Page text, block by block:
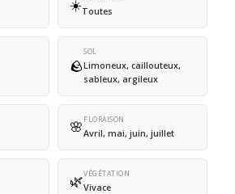
☀️Toutes
🪨
SOL
Limoneux, caillouteux,
sableux, argileux
🌸 FLORAISON
Avril, mai, juin, juillet
🌿VÉGÉTATION
Vivace